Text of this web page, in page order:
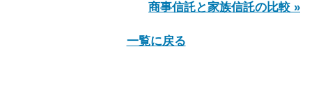
商事信託と家族信託の比較 »
一覧に戻る